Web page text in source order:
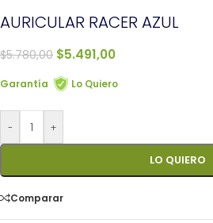
AURICULAR RACER AZUL
$5.780,00 $5.491,00
Garantía Lo Quiero
- +
LO QUIERO
Comparar